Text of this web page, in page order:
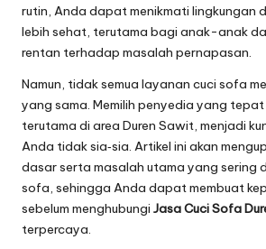
rutin, Anda dapat menikmati lingkungan
lebih sehat, terutama bagi anak-anak
rentan terhadap masalah pernapasan.
Namun, tidak semua layanan cuci sofa
yang sama. Memilih penyedia yang
terutama di area Duren Sawit, menjadi
Anda tidak sia‑sia. Artikel ini akan
dasar serta masalah utama yang sering
sofa, sehingga Anda dapat membuat
sebelum menghubungi Jasa Cuci Sofa
terpercaya.